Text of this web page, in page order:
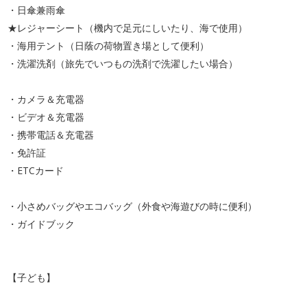
・日傘兼雨傘
★レジャーシート（機内で足元にしいたり、海で使用）
・海用テント（日蔭の荷物置き場として便利）
・洗濯洗剤（旅先でいつもの洗剤で洗濯したい場合）
・カメラ＆充電器
・ビデオ＆充電器
・携帯電話＆充電器
・免許証
・ETCカード
・小さめバッグやエコバッグ（外食や海遊びの時に便利）
・ガイドブック
【子ども】